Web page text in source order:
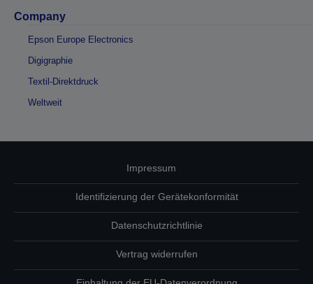
Company
Epson Europe Electronics
Digigraphie
Textil-Direktdruck
Weltweit
Impressum
Identifizierung der Gerätekonformität
Datenschutzrichtlinie
Vertrag widerrufen